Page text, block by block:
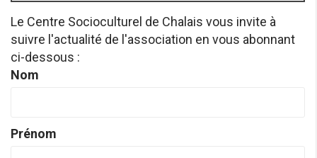
Le Centre Socioculturel de Chalais vous invite à
suivre l'actualité de l'association en vous abonnant
ci-dessous :
Nom
Prénom